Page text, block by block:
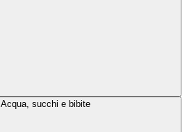
Acqua, succhi e bibite